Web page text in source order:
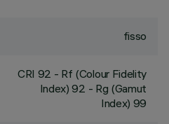
fisso
CRI 92 - Rf (Colour Fidelity
Index) 92 - Rg (Gamut
Index) 99